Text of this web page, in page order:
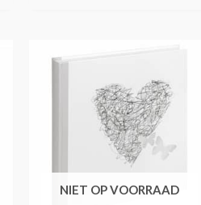
NIET OP VOORRAAD